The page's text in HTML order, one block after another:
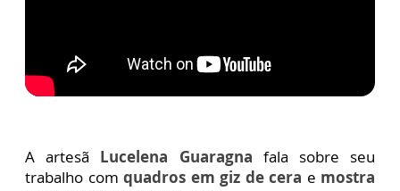
A artesã Lucelena Guaragna fala sobre seu
trabalho com quadros em giz de cera e mostra